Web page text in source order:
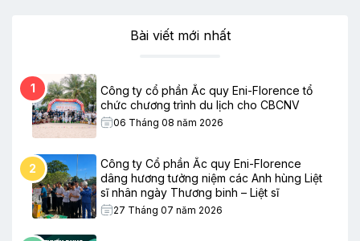
Bài viết mới nhất
1
Công ty cổ phần Ắc quy Eni-Florence tổ
chức chương trình du lịch cho CBCNV
06 Tháng 08 năm 2026
2
Công ty Cổ phần Ắc quy Eni-Florence
dâng hương tưởng niệm các Anh hùng Liệt
sĩ nhân ngày Thương binh – Liệt sĩ
27 Tháng 07 năm 2026